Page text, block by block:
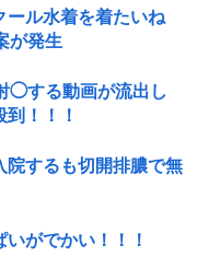
ール水着を着たいね
が発生
◯する動画が流出し
！！！
院するも切開排膿で無
いがでかい！！！